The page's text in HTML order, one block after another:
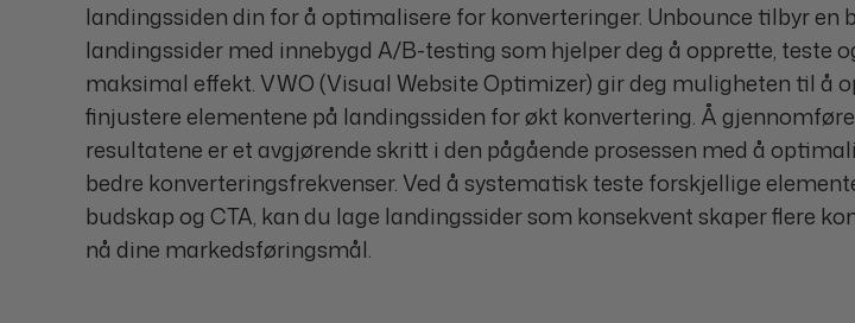
landingssiden din for å optimalisere for konverteringer. Unbounce tilbyr en
landingssider med innebygd A/B-testing som hjelper deg å opprette, teste
maksimal effekt. VWO (Visual Website Optimizer) gir deg muligheten til å
finjustere elementene på landingssiden for økt konvertering. Å
resultatene er et avgjørende skritt i den pågående prosessen med å
bedre konverteringsfrekvenser. Ved å systematisk teste forskjellige
budskap og CTA, kan du lage landingssider som konsekvent skaper flere
nå dine markedsføringsmål.